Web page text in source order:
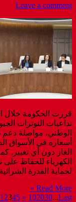
Leave a comment
قررت الحكومة خلال
تداعيات التوترات
الوطني، مواصلة دعم
أسعاره في الأسواق
الغاز دون أي تغيير.
الكهرباء للحفاظ
لحماية القدرة
Read More »
1 2345 » 102030...Last »